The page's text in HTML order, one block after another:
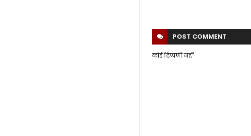
POST COMMENT
कोई टिप्पणी नहीं